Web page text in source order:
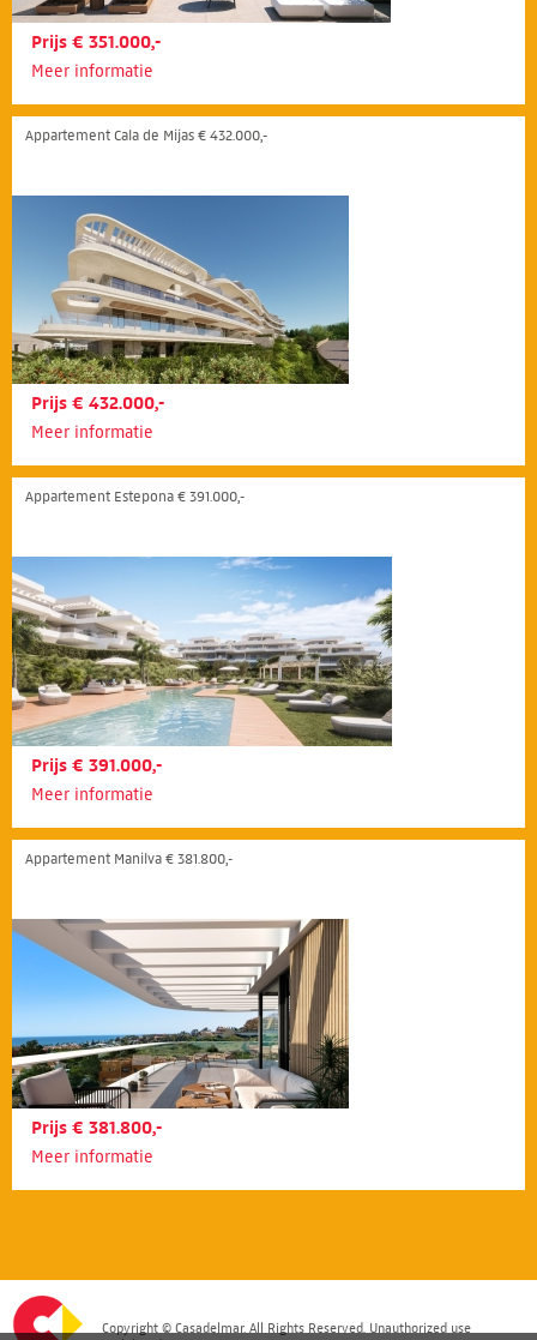
Prijs € 351.000,-
Meer informatie
Appartement Cala de Mijas € 432.000,-
Prijs € 432.000,-
Meer informatie
Appartement Estepona € 391.000,-
Prijs € 391.000,-
Meer informatie
Appartement Manilva € 381.800,-
Prijs € 381.800,-
Meer informatie
Copyright © Casadelmar. All Rights Reserved. Unauthorized use